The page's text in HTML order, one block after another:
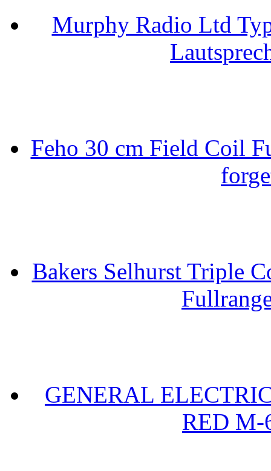
Murphy Radio Ltd
Feho 30 cm Field Coil
Bakers Selhurst Triple
GENERAL
RED M-